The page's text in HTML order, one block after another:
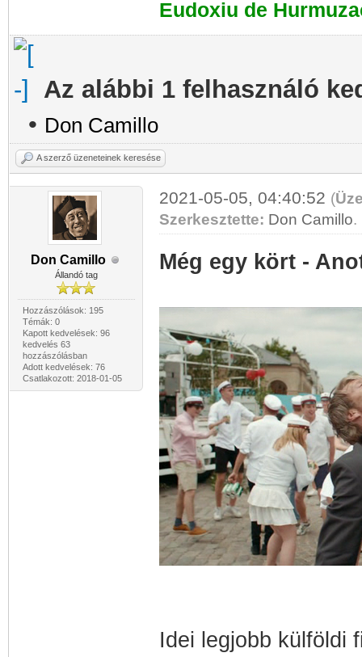
Eudoxiu de
Az alábbi 1 felhasználó
• Don Camillo
A szerző üzeneteinek keresése
Don Camillo
Állandó tag
Hozzászólások: 195
Témák: 0
Kapott kedvelések: 96
kedvelés 63
hozzászólásban
Adott kedvelések: 76
Csatlakozott: 2018-01-05
2021-05-05, 04:40:52 (
Szerkesztette: Don Camillo.
Még egy kört -
Idei legjobb külföldi